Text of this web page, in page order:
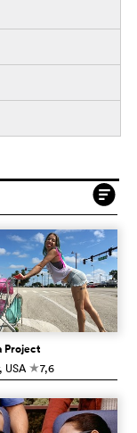
Project
, USA c7,6